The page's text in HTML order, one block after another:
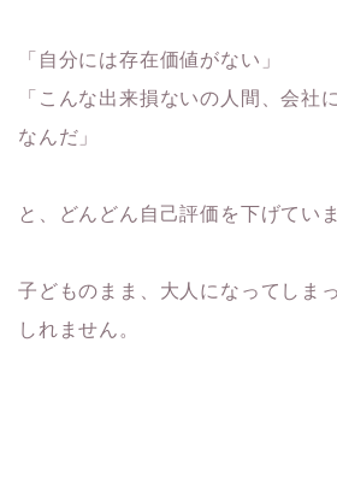
「自分には存在価値がない」
「こんな出来損ないの人間、会社
なんだ」
と、どんどん自己評価を下げてい
子どものまま、大人になってしま
しれません。